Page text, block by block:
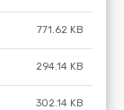
771.62 KB
294.14 KB
302.14 KB